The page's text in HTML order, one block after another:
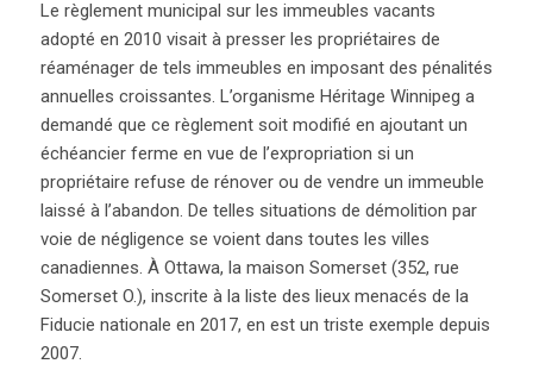
Le règlement municipal sur les immeubles vacants
adopté en 2010 visait à presser les propriétaires de
réaménager de tels immeubles en imposant des pénalités
annuelles croissantes. L’organisme Héritage Winnipeg a
demandé que ce règlement soit modifié en ajoutant un
échéancier ferme en vue de l’expropriation si un
propriétaire refuse de rénover ou de vendre un immeuble
laissé à l’abandon. De telles situations de démolition par
voie de négligence se voient dans toutes les villes
canadiennes. À Ottawa, la maison Somerset (352, rue
Somerset O.), inscrite à la liste des lieux menacés de la
Fiducie nationale en 2017, en est un triste exemple depuis
2007.